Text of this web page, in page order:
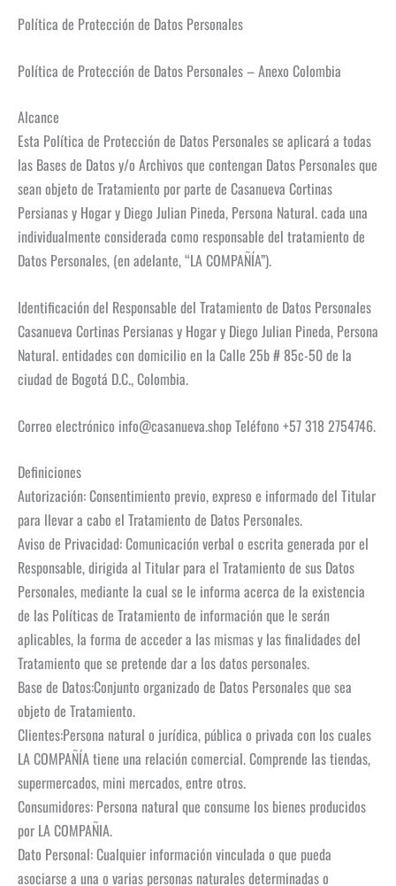
Política de Protección de Datos Personales
Política de Protección de Datos Personales – Anexo Colombia
Alcance
Esta Política de Protección de Datos Personales se aplicará a todas
las Bases de Datos y/o Archivos que contengan Datos Personales que
sean objeto de Tratamiento por parte de Casanueva Cortinas
Persianas y Hogar y Diego Julian Pineda, Persona Natural. cada una
individualmente considerada como responsable del tratamiento de
Datos Personales, (en adelante, “LA COMPAÑÍA”).
Identificación del Responsable del Tratamiento de Datos Personales
Casanueva Cortinas Persianas y Hogar y Diego Julian Pineda, Persona
Natural. entidades con domicilio en la Calle 25b # 85c-50 de la
ciudad de Bogotá D.C., Colombia.
Correo electrónico info@casanueva.shop Teléfono +57 318 2754746.
Definiciones
Autorización: Consentimiento previo, expreso e informado del Titular
para llevar a cabo el Tratamiento de Datos Personales.
Aviso de Privacidad: Comunicación verbal o escrita generada por el
Responsable, dirigida al Titular para el Tratamiento de sus Datos
Personales, mediante la cual se le informa acerca de la existencia
de las Políticas de Tratamiento de información que le serán
aplicables, la forma de acceder a las mismas y las finalidades del
Tratamiento que se pretende dar a los datos personales.
Base de Datos:Conjunto organizado de Datos Personales que sea
objeto de Tratamiento.
Clientes:Persona natural o jurídica, pública o privada con los cuales
LA COMPAÑÍA tiene una relación comercial. Comprende las tiendas,
supermercados, mini mercados, entre otros.
Consumidores: Persona natural que consume los bienes producidos
por LA COMPAÑIA.
Dato Personal: Cualquier información vinculada o que pueda
asociarse a una o varias personas naturales determinadas o